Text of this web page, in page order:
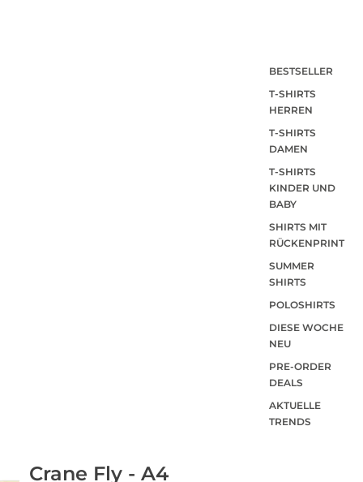
BESTSELLER
T-SHIRTS
HERREN
T-SHIRTS
DAMEN
T-SHIRTS
KINDER UND
BABY
SHIRTS MIT
RÜCKENPRINT
SUMMER
SHIRTS
POLOSHIRTS
DIESE WOCHE
NEU
PRE-ORDER
DEALS
AKTUELLE
TRENDS
Crane Fly - A4